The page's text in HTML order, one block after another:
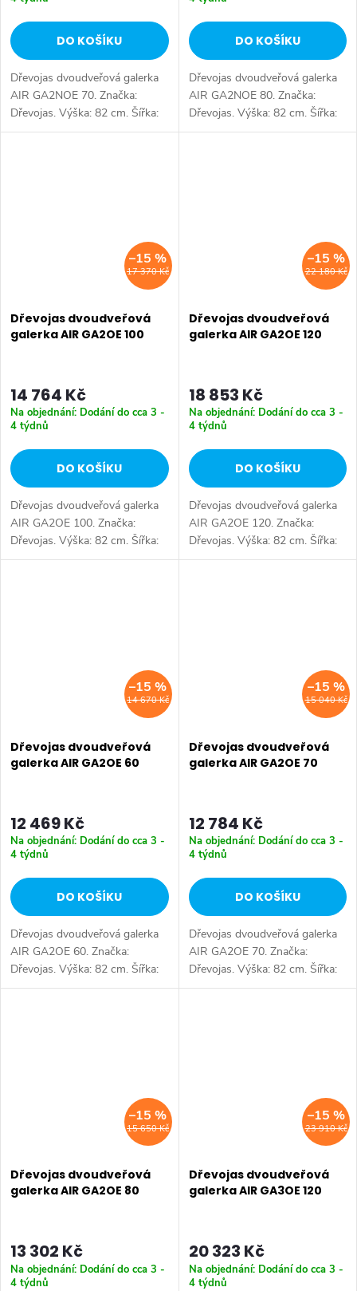
DO KOŠÍKU
Dřevojas dvoudveřová galerka
AIR GA2NOE 70. Značka:
Dřevojas. Výška: 82 cm. Šířka:
70 cm. Hloubka: 13 cm. Úložný
DO KOŠÍKU
Dřevojas dvoudveřová galerka
AIR GA2NOE 80. Značka:
Dřevojas. Výška: 82 cm. Šířka:
80 cm. Hloubka: 13 cm. Úložný
17 370 Kč
–15 %
Dřevojas dvoudveřová
galerka AIR GA2OE 100
14 764 Kč
Na objednání: Dodání do cca 3 -
4 týdnů
DO KOŠÍKU
Dřevojas dvoudveřová galerka
AIR GA2OE 100. Značka:
Dřevojas. Výška: 82 cm. Šířka:
100 cm. Hloubka: 13 cm.
22 180 Kč
–15 %
Dřevojas dvoudveřová
galerka AIR GA2OE 120
18 853 Kč
Na objednání: Dodání do cca 3 -
4 týdnů
DO KOŠÍKU
Dřevojas dvoudveřová galerka
AIR GA2OE 120. Značka:
Dřevojas. Výška: 82 cm. Šířka:
120 cm. Hloubka: 13 cm.
14 670 Kč
–15 %
Dřevojas dvoudveřová
galerka AIR GA2OE 60
12 469 Kč
Na objednání: Dodání do cca 3 -
4 týdnů
DO KOŠÍKU
Dřevojas dvoudveřová galerka
AIR GA2OE 60. Značka:
Dřevojas. Výška: 82 cm. Šířka:
60 cm. Hloubka: 13 cm. Úložný
15 040 Kč
–15 %
Dřevojas dvoudveřová
galerka AIR GA2OE 70
12 784 Kč
Na objednání: Dodání do cca 3 -
4 týdnů
DO KOŠÍKU
Dřevojas dvoudveřová galerka
AIR GA2OE 70. Značka:
Dřevojas. Výška: 82 cm. Šířka:
70 cm. Hloubka: 13 cm. Úložný
15 650 Kč
–15 %
Dřevojas dvoudveřová
galerka AIR GA2OE 80
13 302 Kč
Na objednání: Dodání do cca 3 -
4 týdnů
23 910 Kč
–15 %
Dřevojas dvoudveřová
galerka AIR GA3OE 120
20 323 Kč
Na objednání: Dodání do cca 3 -
4 týdnů